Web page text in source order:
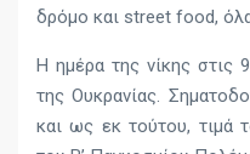
δρόμο και street food, όλα
Η ημέρα της νίκης στις
της Ουκρανίας.
και ως εκ τούτου, τιμά